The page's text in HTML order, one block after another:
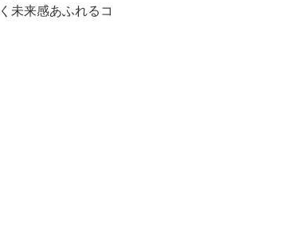
未来感あふれるコ